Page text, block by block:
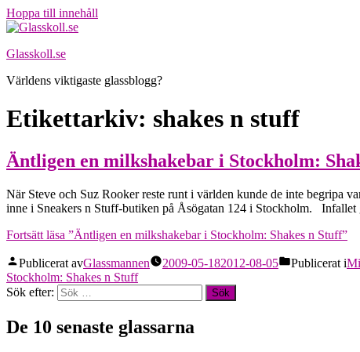
Hoppa till innehåll
Glasskoll.se
Världens viktigaste glassblogg?
Etikettarkiv: shakes n stuff
Äntligen en milkshakebar i Stockholm:
När Steve och Suz Rooker reste runt i världen kunde de inte begripa
inne i Sneakers n Stuff-butiken på Åsögatan 124 i Stockholm.
Fortsätt läsa ”Äntligen en milkshakebar i Stockholm: Shakes n Stuff”
Publicerat avGlassmannen 2009-05-182012-08-05 Publicerat i
Stockholm: Shakes n Stuff
Sök efter:
De 10 senaste glassarna